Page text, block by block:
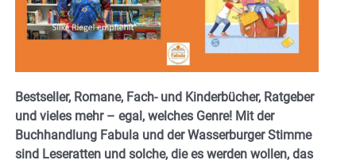
Bestseller, Romane, Fach- und Kinderbücher, Ratgeber
und vieles mehr – egal, welches Genre! Mit der
Buchhandlung Fabula und der Wasserburger Stimme
sind Leseratten und solche, die es werden wollen, das